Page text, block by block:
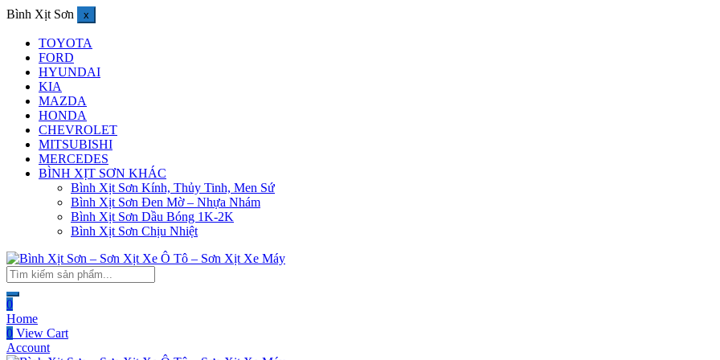
Bình Xịt Sơn x
TOYOTA
FORD
HYUNDAI
KIA
MAZDA
HONDA
CHEVROLET
MITSUBISHI
MERCEDES
BÌNH XỊT SƠN KHÁC
Bình Xịt Sơn Kính, Thủy Tinh, Men Sứ
Bình Xịt Sơn Đen Mờ – Nhựa Nhám
Bình Xịt Sơn Dầu Bóng 1K-2K
Bình Xịt Sơn Chịu Nhiệt
0
Home
0 View Cart
Account